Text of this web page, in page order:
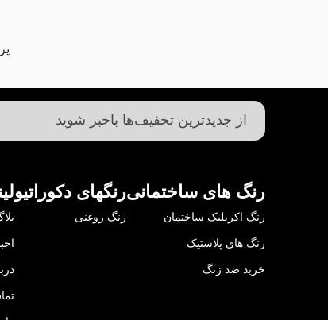
رنگ های ساختمانی
رنگ اکریلیک ساختمان
رنگ های پلاستیک
خرید ضد زنگ
رنگهای دکوراتیو
رنگ روغنی